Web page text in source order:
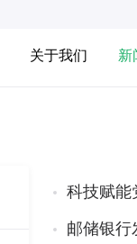
关于我们 新
科技赋能
邮储银行